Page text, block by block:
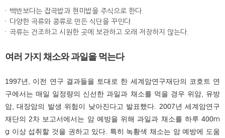
백반보다는 잡곡밥과 현미밥을 주식으로 한다.
다양한 곡류와 콩류로 만든 식단을 꾸민다.
곡류는 건조하고 시원한 곳에 보관하고 오래 저장하지 않는다.
여러 가지 채소와 과일을 먹는다
1997년, 이전 연구 결과들을 토대로 한 세계암연구재단의 코호트 연
구에서는 매일 일정량의 신선한 과일과 채소를 먹을 경우 위암, 유방
암, 대장암의 발생 위험이 낮아진다고 발표했다. 2007년 세계암연구
재단의 2차 보고서에서는 암 예방을 위해 과일과 채소를 하루 400m
g 이상 섭취할 것을 권하고 있다. 특히 녹황색 채소는 암 예방에 도움